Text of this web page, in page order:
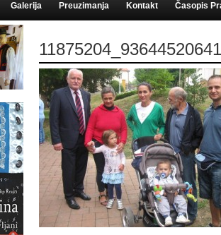
Galerija Preuzimanja Kontakt Časopis